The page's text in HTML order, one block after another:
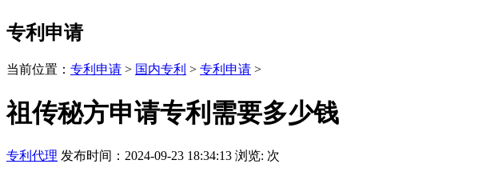
专利申请
当前位置： 专利申请 > 国内专利 > 专利申请 >
祖传秘方申请专利需要多少钱
专利代理 发布时间：2024-09-23 18:34:13 浏览: 次